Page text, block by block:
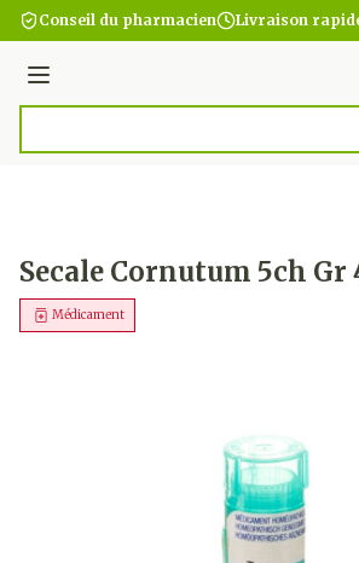
Aller au contenu
Conseil du pharmacien Livraison
Menu
Secale Cornutum 5ch
Médicament